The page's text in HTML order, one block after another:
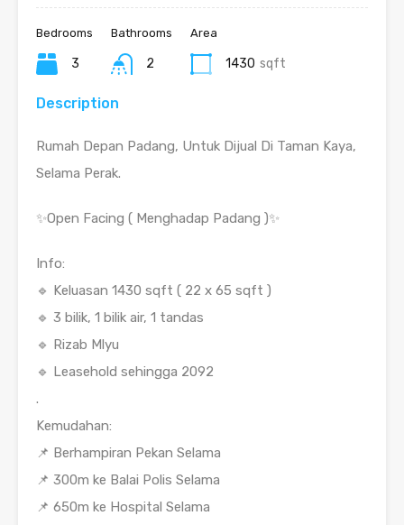
Bedrooms
3
Bathrooms
2
Area
1430 sqft
Description
Rumah Depan Padang, Untuk Dijual Di Taman Kaya,
Selama Perak.
✨️Open Facing ( Menghadap Padang )✨️
Info:
🔹️ Keluasan 1430 sqft ( 22 x 65 sqft )
🔹️ 3 bilik, 1 bilik air, 1 tandas
🔹️ Rizab Mlyu
🔹️ Leasehold sehingga 2092
.
Kemudahan:
📌 Berhampiran Pekan Selama
📌 300m ke Balai Polis Selama
📌 650m ke Hospital Selama